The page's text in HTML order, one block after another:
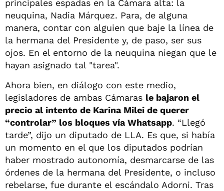
principales espadas en la Cámara alta: la
neuquina, Nadia Márquez. Para, de alguna
manera, contar con alguien que baje la línea de
la hermana del Presidente y, de paso, ser sus
ojos. En el entorno de la neuquina niegan que le
hayan asignado tal "tarea".
Ahora bien, en diálogo con este medio,
legisladores de ambas Cámaras le bajaron el
precio al intento de Karina Milei de querer
“controlar” los bloques vía Whatsapp. “Llegó
tarde”, dijo un diputado de LLA. Es que, si había
un momento en el que los diputados podrían
haber mostrado autonomía, desmarcarse de las
órdenes de la hermana del Presidente, o incluso
rebelarse, fue durante el escándalo Adorni. Tras